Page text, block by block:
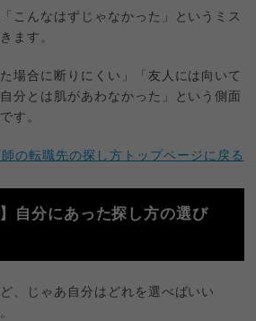
こんなはずじゃなかった」というミス
ます。
場合に断りにくい」「友人には向いて
分とは肌があわなかった」という側面
す。
の転職先の探し方トップページに戻る
自分にあった探し方の選び
、じゃあ自分はどれを選べばいい